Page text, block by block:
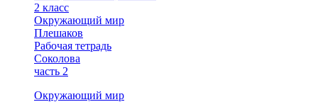
2 класс
Окружающий мир
Плешаков
Рабочая тетрадь
Соколова
часть 2
Окружающий мир